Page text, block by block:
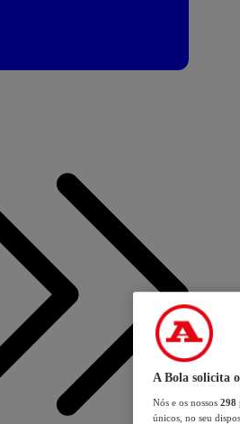
A Bola solicita
Nós e os nossos 298
únicos, no seu